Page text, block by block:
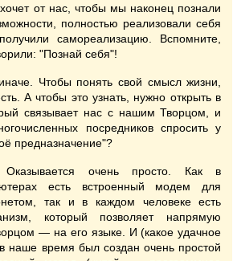
от нас, чтобы мы наконец познали
полностью реализовали себя
самореализацию. Вспомните,
"Познай себя"!
Чтобы понять свой смысл жизни,
А чтобы это узнать, нужно открыть в
связывает нас с нашим Творцом, и
посредников спросить у
предназначение"?
очень просто. Как в
есть встроенный модем для
так и в каждом человеке есть
который позволяет напрямую
— на его языке. И (какое удачное
наше время был создан очень простой